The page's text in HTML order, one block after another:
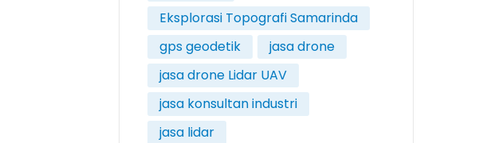
Eksplorasi Topografi Samarinda
gps geodetik
jasa drone
jasa drone Lidar UAV
jasa konsultan industri
jasa lidar